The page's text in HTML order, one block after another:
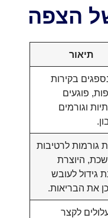
של הצפה
תיאור
בקירות
פוגעים
וגורמים
גורמות לרטיבות
היוצרת
גידול לעובש
את הבריאות.
לקצר